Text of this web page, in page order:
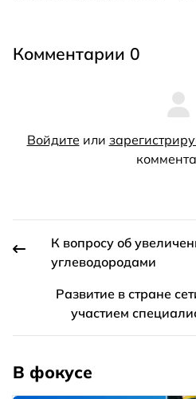
Комментарии 0
Войдите или
К вопросу об
углеводородами
Развитие в стране
участием
В фокусе